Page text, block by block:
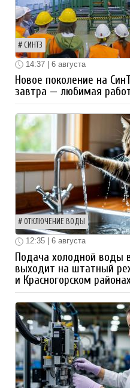
СИНТЗ
14:37 | 6 августа
Новое поколение на
завтра — любимая
ОТКЛЮЧЕНИЕ ВОДЫ
12:35 | 6 августа
Подача холодной воды
выходит на штатный
и Красногорском